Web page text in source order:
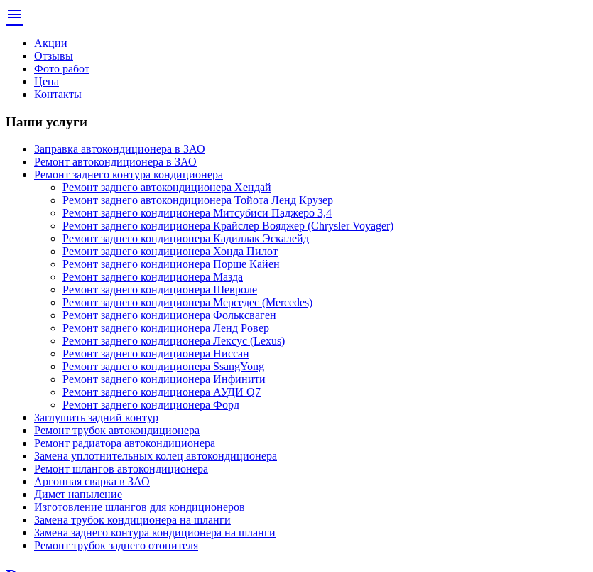
menu
Акции
Отзывы
Фото работ
Цена
Контакты
Наши услуги
Заправка автокондиционера в ЗАО
Ремонт автокондиционера в ЗАО
Ремонт заднего контура кондиционера
Ремонт заднего автокондиционера Хендай
Ремонт заднего автокондиционера Тойота Ленд Крузер
Ремонт заднего кондиционера Митсубиси Паджеро 3,4
Ремонт заднего кондиционера Крайслер Вояджер (Chrysler Voyager)
Ремонт заднего кондиционера Кадиллак Эскалейд
Ремонт заднего кондиционера Хонда Пилот
Ремонт заднего кондиционера Порше Кайен
Ремонт заднего кондиционера Мазда
Ремонт заднего кондиционера Шевроле
Ремонт заднего кондиционера Мерседес (Mercedes)
Ремонт заднего кондиционера Фольксваген
Ремонт заднего кондиционера Ленд Ровер
Ремонт заднего кондиционера Лексус (Lexus)
Ремонт заднего кондиционера Ниссан
Ремонт заднего кондиционера SsangYong
Ремонт заднего кондиционера Инфинити
Ремонт заднего кондиционера АУДИ Q7
Ремонт заднего кондиционера Форд
Заглушить задний контур
Ремонт трубок автокондиционера
Ремонт радиатора автокондиционера
Замена уплотнительных колец автокондиционера
Ремонт шлангов автокондиционера
Аргонная сварка в ЗАО
Димет напыление
Изготовление шлангов для кондиционеров
Замена трубок кондиционера на шланги
Замена заднего контура кондиционера на шланги
Ремонт трубок заднего отопителя